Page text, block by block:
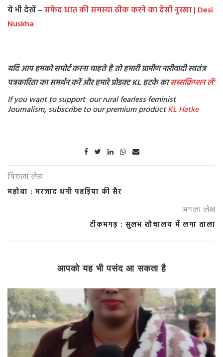
ये भी देखें –सफेद धात की समस्या ठीक करने का देसी नुस्खा | Desi
Nuskha
यदि आप हमको सपोर्ट करना चाहते है तो हमारी ग्रामीण नारीवादी स्वतंत्र
पत्रकारिता का समर्थन करें और हमारे प्रोडक्ट KL हटके कासब्सक्रिप्शनलें’
If you want to support our rural fearless feminist
Journalism, subscribe to our premium productKL Hatke
पिछला लेख
महोबा : मरजाद धनी पहड़िया की सैर
अगला लेख
टीकमगढ़ : सुलभ शौचालय में लगा ताला
आपको यह भी पसंद आ सकता है